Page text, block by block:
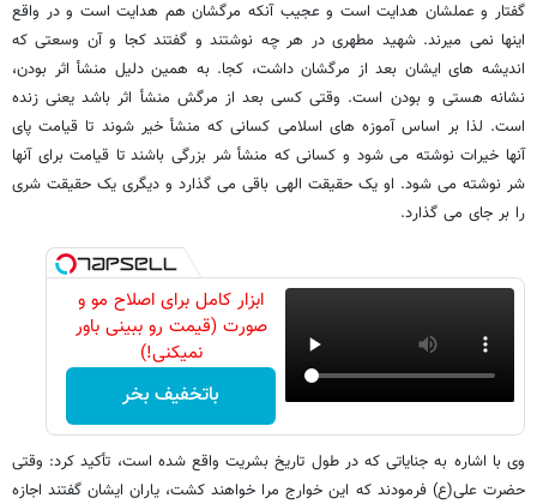
گفتار و عملشان هدایت است و عجیب آنکه مرگشان هم هدایت است و در واقع
اینها نمی میرند. شهید مطهری در هر چه نوشتند و گفتند کجا و آن وسعتی که
اندیشه های ایشان بعد از مرگشان داشت، کجا. به همین دلیل منشأ اثر بودن،
نشانه هستی و بودن است. وقتی کسی بعد از مرگش منشأ اثر باشد یعنی زنده
است. لذا بر اساس آموزه های اسلامی کسانی که منشأ خیر شوند تا قیامت پای
آنها خیرات نوشته می شود و کسانی که منشأ شر بزرگی باشند تا قیامت برای آنها
شر نوشته می شود. او یک حقیقت الهی باقی می گذارد و دیگری یک حقیقت شری
را بر جای می گذارد.
ابزار کامل برای اصلاح مو و
صورت (قیمت رو ببینی باور
نمیکنی!)
باتخفیف بخر
وی با اشاره به جنایاتی که در طول تاریخ بشریت واقع شده است، تأکید کرد: وقتی
حضرت علی(ع) فرمودند که این خوارج مرا خواهند کشت، یاران ایشان گفتند اجازه